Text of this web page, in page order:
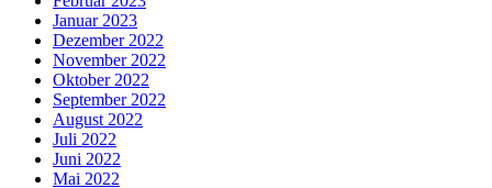
Januar 2023
Dezember 2022
November 2022
Oktober 2022
September 2022
August 2022
Juli 2022
Juni 2022
Mai 2022